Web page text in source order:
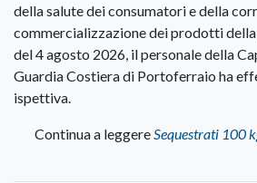
della salute dei consumatori e della
commercializzazione dei prodotti
del 4 agosto 2026, il personale della
Guardia Costiera di Portoferraio ha
ispettiva.
Continua a leggere Sequestrati 100